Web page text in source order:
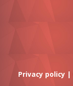
Privacy policy |